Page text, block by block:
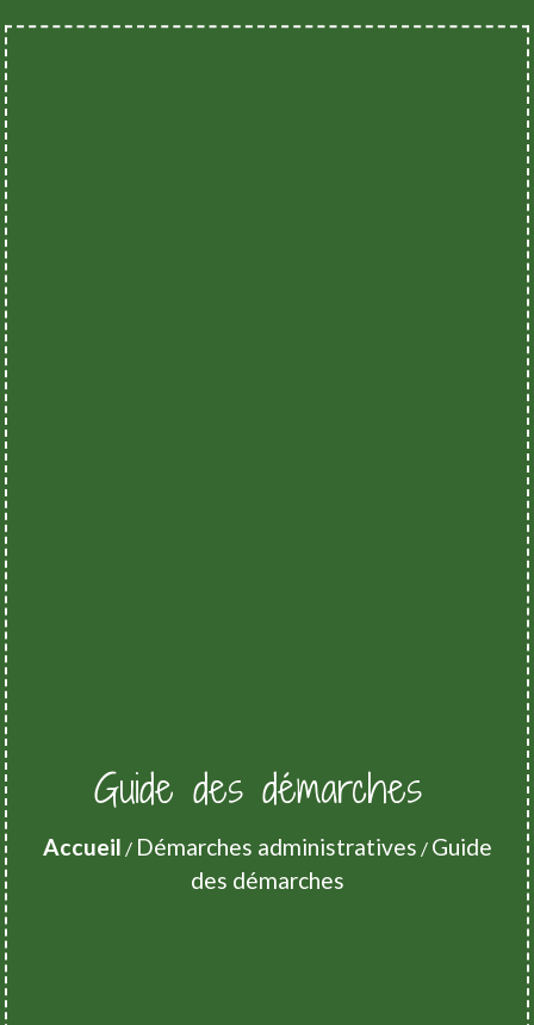
Guide des démarches
Accueil / Démarches administratives / Guide
des démarches